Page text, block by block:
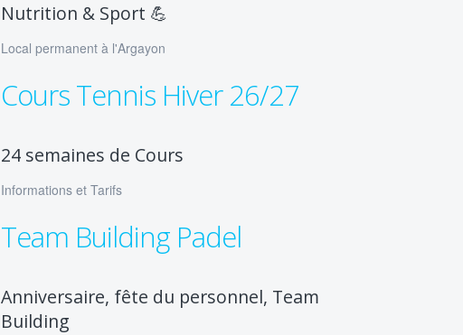
Nutrition & Sport 💪
Local permanent à l'Argayon
Cours Tennis Hiver 26/27
24 semaines de Cours
Informations et Tarifs
Team Building Padel
Anniversaire, fête du personnel, Team
Building